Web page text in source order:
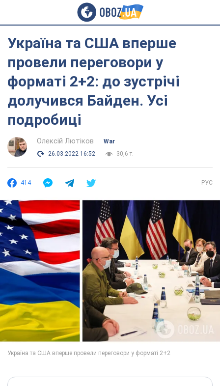
Україна та США вперше
провели переговори у
форматі 2+2: до зустрічі
долучився Байден. Усі
подробиці
Олексій Лютіков
War
26.03.2022 16:52
30,6 т.
414 РУС